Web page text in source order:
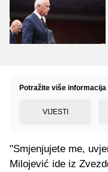
Potražite više informacija
VIJESTI
"Smjenjujete me,
Milojević ide iz